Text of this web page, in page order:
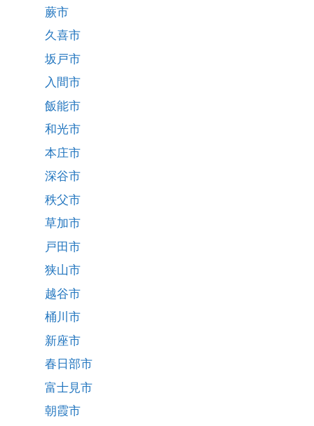
蕨市
久喜市
坂戸市
入間市
飯能市
和光市
本庄市
深谷市
秩父市
草加市
戸田市
狭山市
越谷市
桶川市
新座市
春日部市
富士見市
朝霞市